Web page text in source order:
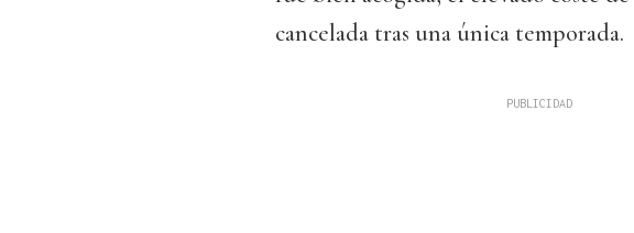
cancelada tras una única temporada.